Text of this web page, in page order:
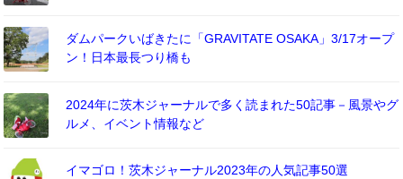
ダムパークいばきたに「GRAVITATE OSAKA」3/17オープ
ン！日本最長つり橋も
2024年に茨木ジャーナルで多く読まれた50記事－風景やグ
ルメ、イベント情報など
イマゴロ！茨木ジャーナル2023年の人気記事50選